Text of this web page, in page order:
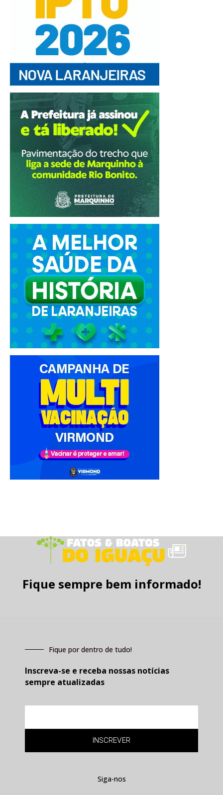
Fique sempre bem informado!
Fique por dentro de tudo!
Inscreva-se e receba nossas notícias
sempre atualizadas
INSCREVER
Siga-nos